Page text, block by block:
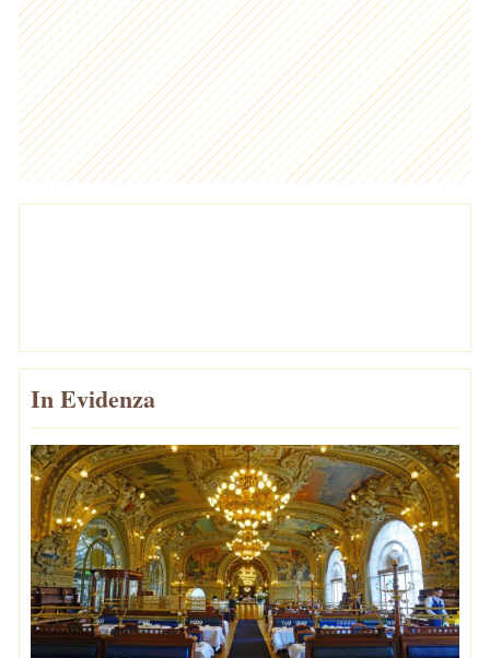
In Evidenza